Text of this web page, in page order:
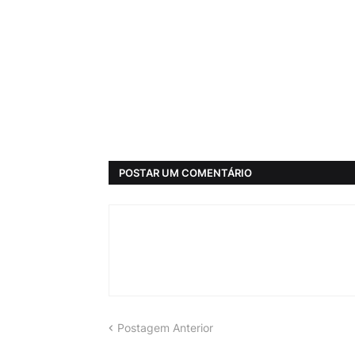
POSTAR UM COMENTÁRIO
Postagem Anterior